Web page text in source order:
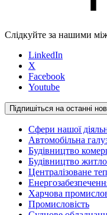
Слідкуйте за нашими
LinkedIn
X
Facebook
Youtube
Підпишіться на останні
Сфери нашої
Автомобільна
Будівництво
Будівництво
Централізоване
Харчова
Промисловість